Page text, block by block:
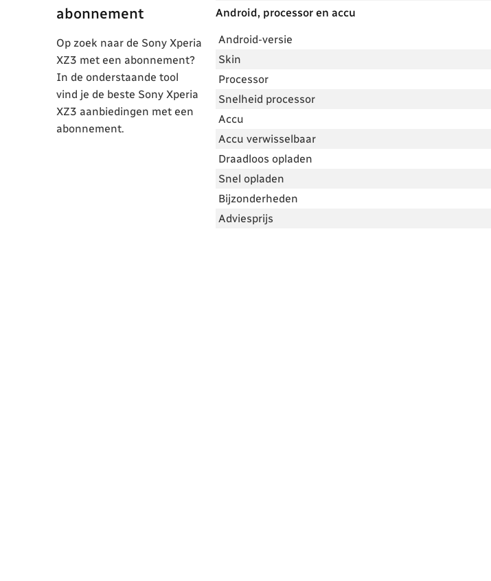
abonnement
Op zoek naar de Sony Xperia
XZ3 met een abonnement?
In de onderstaande tool
vind je de beste Sony Xperia
XZ3 aanbiedingen met een
abonnement.
Android, processor en accu
Android-versie
Skin
Processor
Snelheid processor
Accu
Accu verwisselbaar
Draadloos opladen
Snel opladen
Bijzonderheden
Adviesprijs